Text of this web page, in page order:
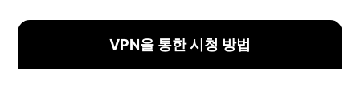
VPN을 통한 시청 방법